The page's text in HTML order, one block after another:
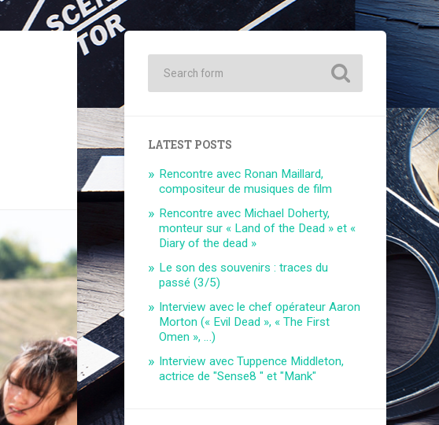
LATEST POSTS
Rencontre avec Ronan Maillard,
compositeur de musiques de film
Rencontre avec Michael Doherty,
monteur sur « Land of the Dead » et «
Diary of the dead »
Le son des souvenirs : traces du
passé (3/5)
Interview avec le chef opérateur Aaron
Morton (« Evil Dead », « The First
Omen », …)
Interview avec Tuppence Middleton,
actrice de "Sense8 " et "Mank"